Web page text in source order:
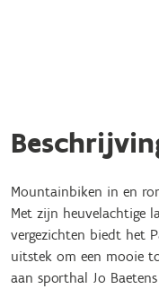
Mountainbiken in en
Met zijn heuvelachtige
vergezichten biedt het
uitstek om een mooie
aan sporthal Jo